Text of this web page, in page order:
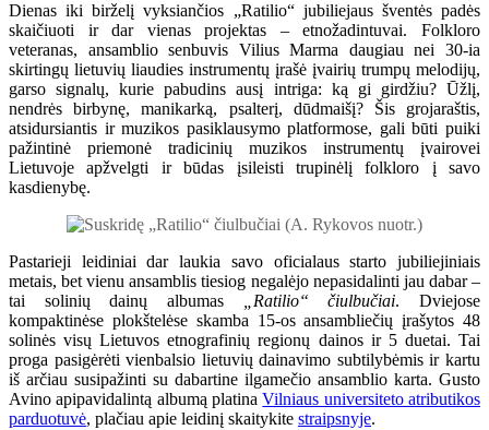
Dienas iki birželį vyksiančios „Ratilio“ jubiliejaus šventės padės
skaičiuoti ir dar vienas projektas – etnožadintuvai. Folkloro
veteranas, ansamblio senbuvis Vilius Marma daugiau nei 30-ia
skirtingų lietuvių liaudies instrumentų įrašė įvairių trumpų melodijų,
garso signalų, kurie pabudins ausį intriga: ką gi girdžiu? Ūžlį,
nendrės birbynę, manikarką, psalterį, dūdmaišį? Šis grojaraštis,
atsidursiantis ir muzikos pasiklausymo platformose, gali būti puiki
pažintinė priemonė tradicinių muzikos instrumentų įvairovei
Lietuvoje apžvelgti ir būdas įsileisti trupinėlį folkloro į savo
kasdienybę.
Pastarieji leidiniai dar laukia savo oficialaus starto jubiliejiniais
metais, bet vienu ansamblis tiesiog negalėjo nepasidalinti jau dabar –
tai solinių dainų albumas
„Ratilio“ čiulbučiai. Dviejose
kompaktinėse plokštelėse skamba 15-os ansambliečių įrašytos 48
solinės visų Lietuvos etnografinių regionų dainos ir 5 duetai. Tai
proga pasigėrėti vienbalsio lietuvių dainavimo subtilybėmis ir kartu
iš arčiau susipažinti su dabartine ilgamečio ansamblio karta. Gusto
Avino apipavidalintą albumą platinaVilniaus universiteto atributikos
parduotuvė, plačiau apie leidinį skaitykite straipsnyje.